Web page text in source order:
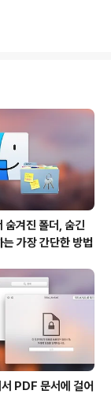
겨진 폴더, 숨긴
가장 간단한 방법
PDF 문서에 걸어